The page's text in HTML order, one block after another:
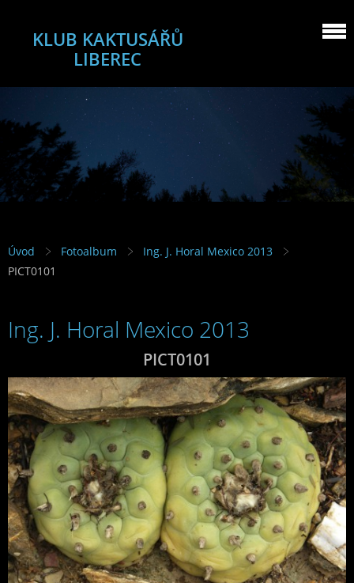
KLUB KAKTUSÁŘŮ
LIBEREC
Úvod Fotoalbum
Ing. J. Horal Mexico 2013
PICT0101
Ing. J. Horal Mexico 2013
PICT0101